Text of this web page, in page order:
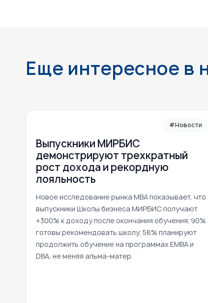
Еще интересное в
#Новости
Выпускники МИРБИС
демонстрируют трехкратный
рост дохода и рекордную
лояльность
Новое исследование рынка MBA показывает, что
выпускники Школы бизнеса МИРБИС получают
+300% к доходу после окончания обучения; 90%
готовы рекомендовать школу; 58% планируют
продолжить обучение на программах EMBA и
DBA, не меняя альма-матер.